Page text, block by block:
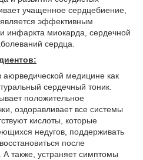
учащенное сердцебиение,
эффективным
инфаркта миокарда, сердечной
сердца.
аюрведической медицине как
сердечный тоник.
положительное
оздоравливает все системы
кислоты, которые
недугов, поддерживать
после
также, устраняет симптомы